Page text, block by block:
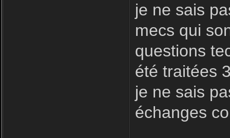
je ne sais
mecs qui
questions
été traitées
je ne sais
échanges